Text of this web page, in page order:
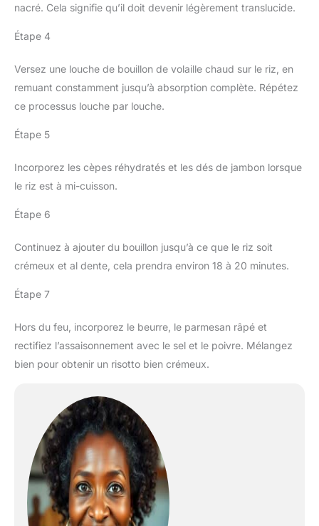
nacré. Cela signifie qu’il doit devenir légèrement translucide.
Étape 4
Versez une louche de bouillon de volaille chaud sur le riz, en
remuant constamment jusqu’à absorption complète. Répétez
ce processus louche par louche.
Étape 5
Incorporez les cèpes réhydratés et les dés de jambon lorsque
le riz est à mi-cuisson.
Étape 6
Continuez à ajouter du bouillon jusqu’à ce que le riz soit
crémeux et al dente, cela prendra environ 18 à 20 minutes.
Étape 7
Hors du feu, incorporez le beurre, le parmesan râpé et
rectifiez l’assaisonnement avec le sel et le poivre. Mélangez
bien pour obtenir un risotto bien crémeux.